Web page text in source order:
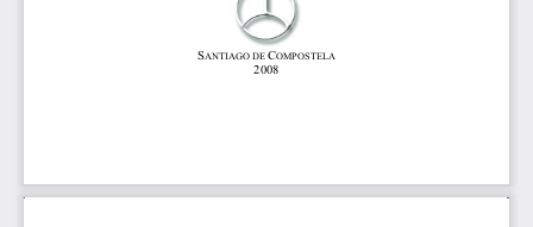
SANTIAGO DE COMPOSTELA
2008